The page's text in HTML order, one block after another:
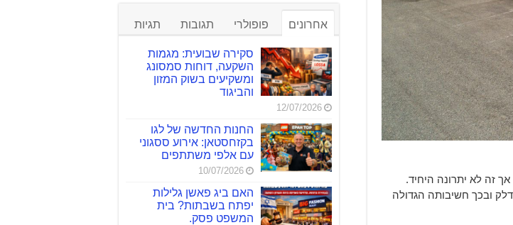
זה לא יתרונה היחיד.
ובכך חשיבותה הגדולה
אחרונים פופולרי תגובות תגיות
סקירה שבועית: מגמות
השקעה, דוחות סמסונג
ומשקיעים בשוק המזון
והביגוד
12/07/2026
החנות החדשה של לגו
בקזחסטאן: אירוע ססגוני
עם אלפי משתתפים
10/07/2026
האם ביג פאשן גלילות
יפתח בשבתות? בית
המשפט פסק.